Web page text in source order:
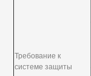
Требование к
системе защиты